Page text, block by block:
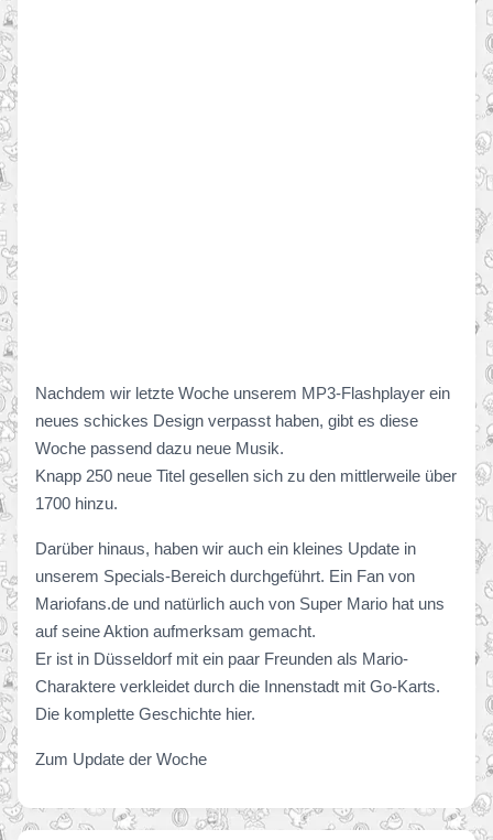
Nachdem wir letzte Woche unserem MP3-Flashplayer ein
neues schickes Design verpasst haben, gibt es diese
Woche passend dazu neue Musik.
Knapp 250 neue Titel gesellen sich zu den mittlerweile über
1700 hinzu.
Darüber hinaus, haben wir auch ein kleines Update in
unserem Specials-Bereich durchgeführt. Ein Fan von
Mariofans.de und natürlich auch von Super Mario hat uns
auf seine Aktion aufmerksam gemacht.
Er ist in Düsseldorf mit ein paar Freunden als Mario-
Charaktere verkleidet durch die Innenstadt mit Go-Karts.
Die komplette Geschichte hier.
Zum Update der Woche